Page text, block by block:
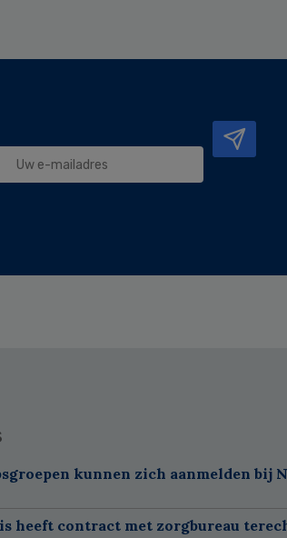
kunnen zich aanmelden bij
heeft contract met zorgbureau